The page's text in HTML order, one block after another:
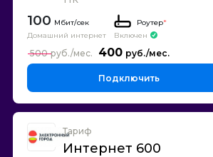
100
Домашний интернет
Роутер*
Включен
400
500
Подключить
Тариф
Интернет 600